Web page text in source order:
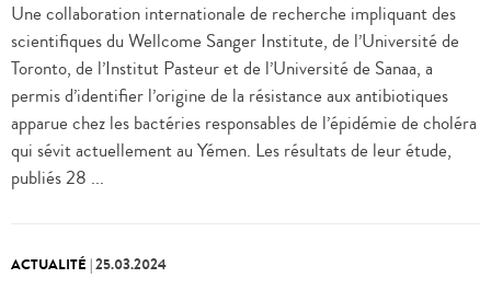
Une collaboration internationale de recherche impliquant des
scientifiques du Wellcome Sanger Institute, de l’Université de
Toronto, de l’Institut Pasteur et de l’Université de Sanaa, a
permis d’identifier l’origine de la résistance aux antibiotiques
apparue chez les bactéries responsables de l’épidémie de choléra
qui sévit actuellement au Yémen. Les résultats de leur étude,
publiés 28 ...
ACTUALITÉ |25.03.2024